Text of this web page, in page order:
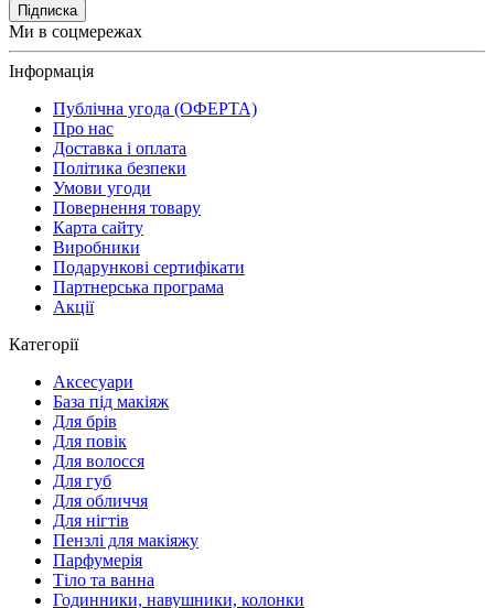
Підписка
Ми в соцмережах
Інформація
Публічна угода (ОФЕРТА)
Про нас
Доставка і оплата
Політика безпеки
Умови угоди
Повернення товару
Карта сайту
Виробники
Подарункові сертифікати
Партнерська програма
Акції
Категорії
Аксесуари
База під макіяж
Для брів
Для повік
Для волосся
Для губ
Для обличчя
Для нігтів
Пензлі для макіяжу
Парфумерія
Тіло та ванна
Годинники, навушники, колонки